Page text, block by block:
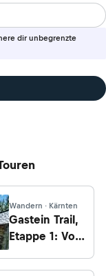
dir unbegrenzte
Wandern · Kärnten
Gastein Trail,
Etappe 1: Von
zur